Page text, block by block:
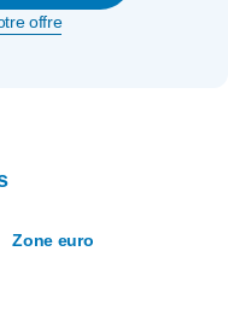
offre
Zone euro